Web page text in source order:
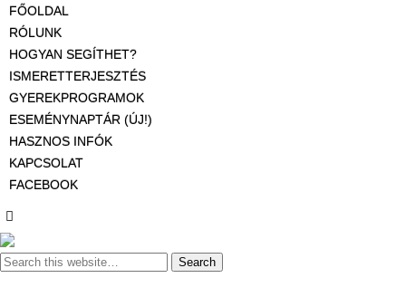
FŐOLDAL
RÓLUNK
HOGYAN SEGÍTHET?
ISMERETTERJESZTÉS
GYEREKPROGRAMOK
ESEMÉNYNAPTÁR (ÚJ!)
HASZNOS INFÓK
KAPCSOLAT
FACEBOOK